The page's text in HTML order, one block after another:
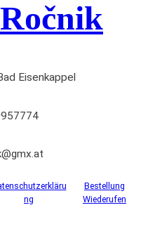
Eisenkappel
ng
Bestellung
Wiederufen